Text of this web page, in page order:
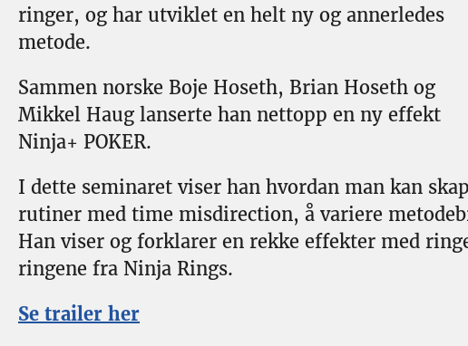
ringer, og har utviklet en helt ny og annerledes
metode.
Sammen norske Boje Hoseth, Brian Hoseth og
Mikkel Haug lanserte han nettopp en ny effekt
Ninja+ POKER.
I dette seminaret viser han hvordan man kan
rutiner med time misdirection, å variere
Han viser og forklarer en rekke effekter med
ringene fra Ninja Rings.
Se trailer her